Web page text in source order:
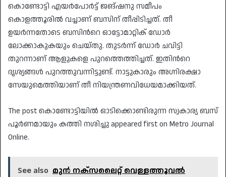
കൊണ്ടോട്ടി എയര്‍പോര്‍ട്ട് ജങ്ഷനു സമീപം
കൊളത്തൂരിൽ വച്ചാണ് ബസിന് തീപ്പിടിച്ചത്. തീ
ഉയർന്നതോടെ ബസിന്‍റെ ഓട്ടോമാറ്റിക് ഡോർ
ലോക്കാകുകയും ചെയ്തു. തുടർന്ന് ഡോർ ചവിട്ടി
തുറന്നാണ് ആളുകളെ പുറത്തെത്തിച്ചത്. ഇതിന്‍റെ
ദൃശ്യങ്ങള്‍ പുറത്തുവന്നിട്ടുണ്ട്. നാട്ടുകാരും അഗ്നിരക്ഷാ
സേയുമെത്തിയാണ് തീ നിയന്ത്രണവിധേയമാക്കിയത്.
The post കൊണ്ടോട്ടിയില്‍ ഓടിക്കൊണ്ടിരുന്ന സ്വകാര്യ ബസ്
പൂർണമായും കത്തി നശിച്ചു appeared first on Metro Journal
Online.
See also മുൻ നക്‌സലൈറ്റ് വെള്ളത്തൂവൽ